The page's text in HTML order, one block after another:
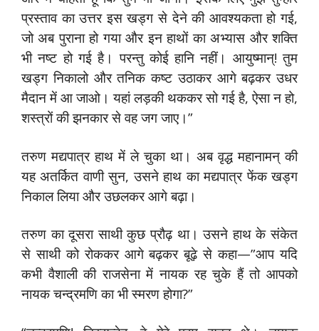
प्रस्ताव का उत्तर इस खड्ग से देने की आवश्यकता हो गई,
जो अब पुराना हो गया और इन हाथों का अभ्यास और शक्ति
भी नष्ट हो गई है। परन्तु कोई हानि नहीं। आयुष्मान्! तुम
खड्ग निकालो और तनिक कष्ट उठाकर आगे बढ़कर उधर
मैदान में आ जाओ। यहां लड़की थककर सो गई है, ऐसा न हो,
शस्त्रों की झनकार से वह जग जाए।”
तरुण मद्यपात्र हाथ में ले चुका था। अब वृद्ध महानामन् की
यह अतर्कित वाणी सुन, उसने हाथ का मद्यपात्र फेंक खड्ग
निकाल लिया और उछलकर आगे बढ़ा।
तरुण का दूसरा साथी कुछ प्रौढ़ था। उसने हाथ के संकेत
से साथी को रोककर आगे बढ़कर बूढ़े से कहा—”आप यदि
कभी वैशाली की राजसेना में नायक रह चुके हैं तो आपको
नायक चन्द्रमणि का भी स्मरण होगा?”